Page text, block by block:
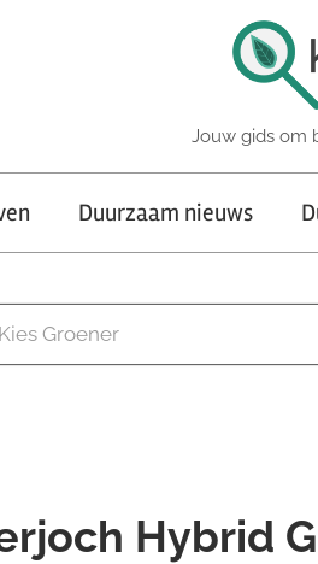
Jouw gids om
Duurzaam nieuws
Hybrid